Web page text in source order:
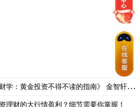
学：黄金投资不得不读的指南》 金智轩
理财的大行情盈利？细节需要你掌握！